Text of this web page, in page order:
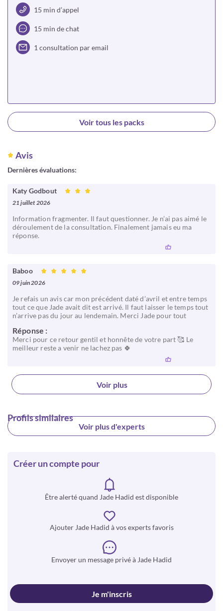
15 min d’appel
15 min de chat
1 consultation par email
Choisir
Voir tous les packs
Avis
Dernières évaluations:
Katy Godbout
21 juillet 2026
Information fragmenter. Il faut questionner. Je n’ai pas aimé le
déroulement de la consultation. Finalement jamais eu ma
réponse.
Baboo
09 juin 2026
Je refais un avis car mon précédent daté d’avril et entre temps
tout ce que Jade avait dit est arrivé. Il faut laisser le temps tout
n’arrive pas du jour au lendemain. Merci Jade pour tout
Réponse :
Merci pour ce retour gentil et honnête de votre part 🥰 Le
meilleur reste a venir ne lachez pas 🍀
Voir plus
Profils similaires
Voir plus d'experts
Créer un compte pour
Être alerté quand Jade Hadid est disponible
Ajouter Jade Hadid à vos experts favoris
Envoyer un message privé à Jade Hadid
Je m'inscris